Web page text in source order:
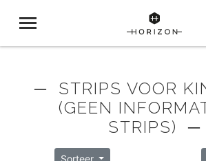
─ STRIPS VOOR
(GEEN
STRIPS) ─
Sorteer